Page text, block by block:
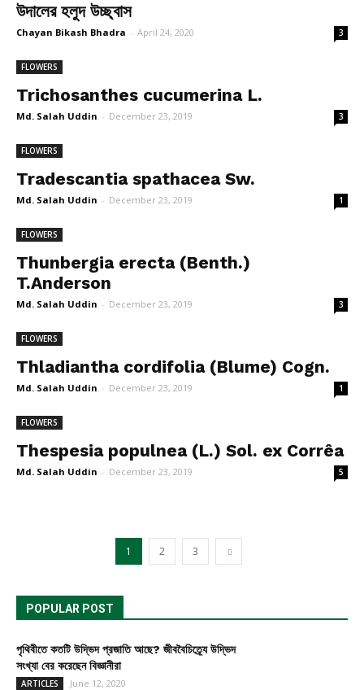
উদালের হলুদ উচ্ছ্বাস
Chayan Bikash Bhadra - April 24, 2020 3
FLOWERS
Trichosanthes cucumerina L.
Md. Salah Uddin - December 23, 2019 3
FLOWERS
Tradescantia spathacea Sw.
Md. Salah Uddin - December 23, 2019 1
FLOWERS
Thunbergia erecta (Benth.)
T.Anderson
Md. Salah Uddin - December 23, 2019 3
FLOWERS
Thladiantha cordifolia (Blume) Cogn.
Md. Salah Uddin - December 23, 2019 1
FLOWERS
Thespesia populnea (L.) Sol. ex Corrêa
Md. Salah Uddin - December 23, 2019 5
1 2 3
POPULAR POST
পৃথিবীতে কতটি উদ্ভিদ প্রজাতি আছে? জীববৈচিত্র্যে উদ্ভিদ
সংখ্যা বের করেছেন বিজ্ঞানীরা
ARTICLES June 12, 2020